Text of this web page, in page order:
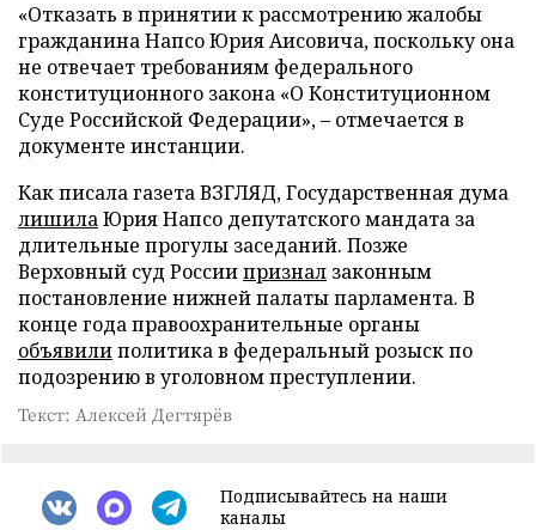
«Отказать в принятии к рассмотрению жалобы
гражданина Напсо Юрия Аисовича, поскольку она
не отвечает требованиям федерального
конституционного закона «О Конституционном
Суде Российской Федерации», – отмечается в
документе инстанции.
Как писала газета ВЗГЛЯД, Государственная дума
лишилаЮрия Напсо депутатского мандата за
длительные прогулы заседаний. Позже
Верховный суд Россиипризнал законным
постановление нижней палаты парламента. В
конце года правоохранительные органы
объявилиполитика в федеральный розыск по
подозрению в уголовном преступлении.
Текст: Алексей Дегтярёв
Подписывайтесь на наши
каналы